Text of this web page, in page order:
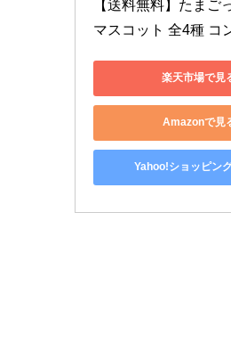
【送料無料】たまご
マスコット 全4種 コ
楽天市場で見
Amazonで見
Yahoo!ショッピン